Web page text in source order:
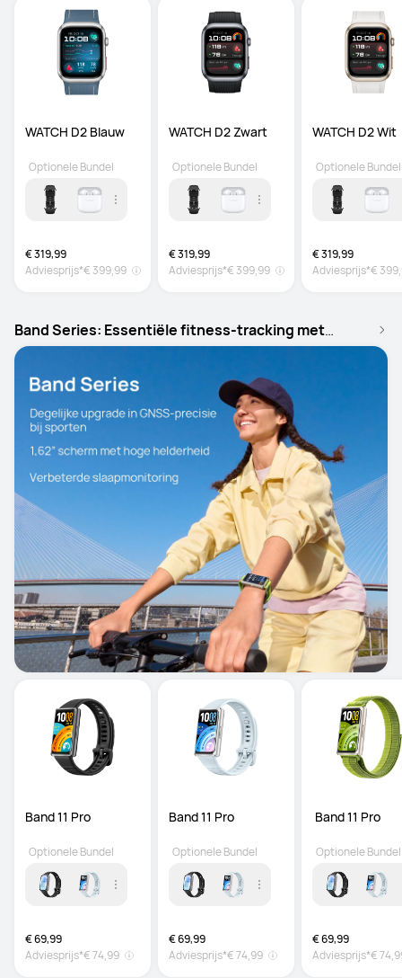
WATCH D2 Blauw
€ 319,99
Adviesprijs*€ 399,99
Optionele Bundel
WATCH D2 Zwart
€ 319,99
Adviesprijs*€ 399,99
Optionele Bundel
WATCH D2 Wit
€ 319,99
Adviesprijs*€
Optionele Bundel
Band Series: Essentiële fitness-tracking met
uitzonderlijke batterijduur
Band 11 Pro
€ 69,99
Adviesprijs*€ 74,99
Optionele Bundel
Band 11 Pro
€ 69,99
Adviesprijs*€ 74,99
Optionele Bundel
Band 11 Pro
€ 69,99
Adviesprijs*€
Optionele Bundel